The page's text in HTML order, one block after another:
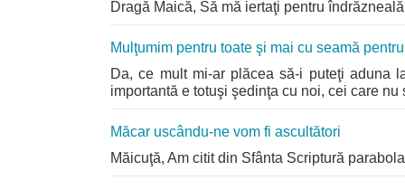
Dragă Maică, Să mă iertaţi pentru
Mulţumim pentru toate şi mai cu seamă
Da, ce mult mi-ar plăcea să-i puteţi aduna
importantă e totuşi şedinţa cu noi, cei care
Măcar uscându-ne vom fi ascultători
Măicuţă, Am citit din Sfânta Scriptură